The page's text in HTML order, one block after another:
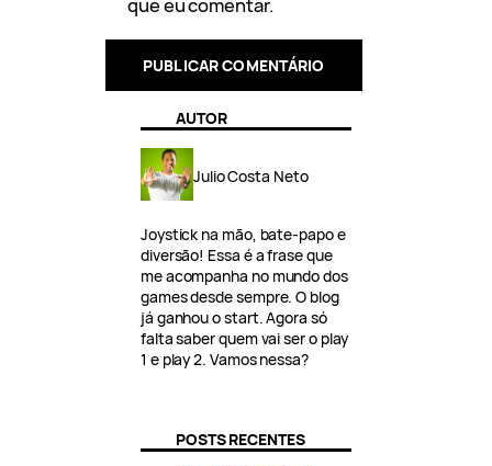
que eu comentar.
AUTOR
Julio Costa Neto
Joystick na mão, bate-papo e
diversão! Essa é a frase que
me acompanha no mundo dos
games desde sempre. O blog
já ganhou o start. Agora só
falta saber quem vai ser o play
1 e play 2. Vamos nessa?
POSTS RECENTES